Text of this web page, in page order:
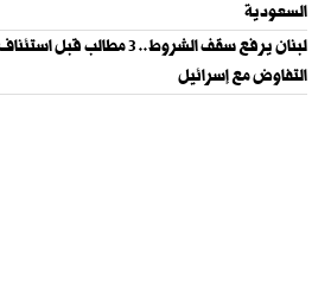
السعودية
لبنان يرفع سقف الشروط.. 3 مطالب قبل
التفاوض مع إسرائيل